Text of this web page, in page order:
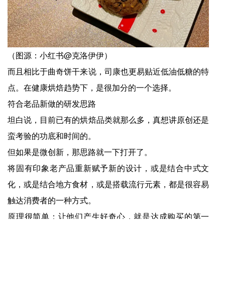
（图源：小红书@克洛伊伊）
而且相比于曲奇饼干来说，司康也更易贴近低油低糖的特
点。在健康烘焙趋势下，是很加分的一个选择。
符合老品新做的研发思路
坦白说，目前已有的烘焙品类就那么多，真想讲原创还是
蛮考验的功底和时间的。
但如果是微创新，那思路就一下打开了。
将固有印象老产品重新赋予新的设计，或是结合中式文
化，或是结合地方食材，或是搭载流行元素，都是很容易
触达消费者的一种方式。
原理很简单：让他们产生好奇心，就是达成购买的第一